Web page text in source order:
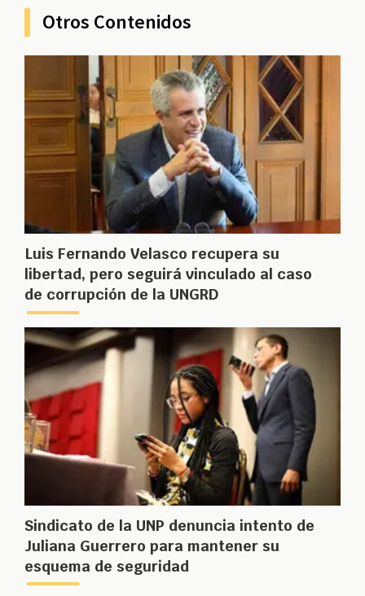
Otros Contenidos
Luis Fernando Velasco recupera su
libertad, pero seguirá vinculado al caso
de corrupción de la UNGRD
Sindicato de la UNP denuncia intento de
Juliana Guerrero para mantener su
esquema de seguridad